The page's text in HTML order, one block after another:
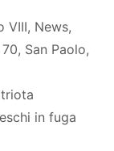
VIII, News,
, San Paolo,
in fuga